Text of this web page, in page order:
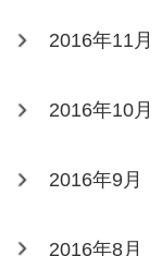
2016年11月
2016年10月
2016年9月
2016年8月